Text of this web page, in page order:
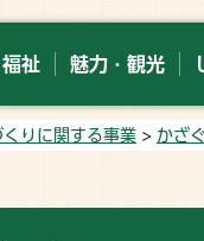
祉 魅力・観光
りに関する事業 > かざ